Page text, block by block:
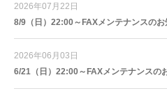
2026年07月22日
8/9（日）22:00～FAXメンテナンスのお
2026年06月03日
6/21（日）22:00～FAXメンテナンスの